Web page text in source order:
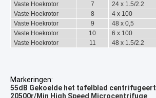
Vaste Hoekrotor
7 24 x 1.5/2.2
Vaste Hoekrotor
8 4 x 100
Vaste Hoekrotor
9 48 x 0,5
Vaste Hoekrotor
10 6 x 100
Vaste Hoekrotor
11 48 x 1.5/2.2
Markeringen:
55dB Gekoelde het tafelblad centrifugeert
20500r/Min High Speed Microcentrifuge